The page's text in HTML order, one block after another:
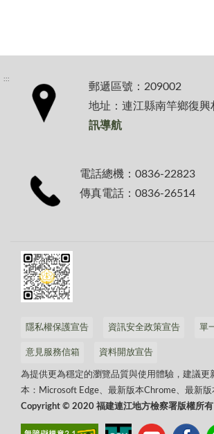
:::
郵遞區號：209002
地址：連江縣南竿鄉復興
訊導航
電話總機：0836-22823
傳真電話：0836-26514
隱私權保護宣告 資訊安全政策宣告 單
意見服務信箱 資料開放宣告
為提供更為穩定的瀏覽品質與使用體驗，建議更
本：Microsoft Edge、最新版本Chrome、最新
Copyright © 2020 福建連江地方檢察署版權所有